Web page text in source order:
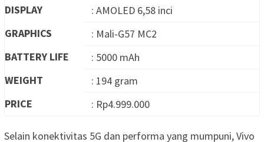
DISPLAY
: AMOLED 6,58 inci
GRAPHICS
: Mali-G57 MC2
BATTERY LIFE
: 5000 mAh
WEIGHT
: 194 gram
PRICE
: Rp4.999.000
Selain konektivitas 5G dan performa yang mumpuni, Vivo